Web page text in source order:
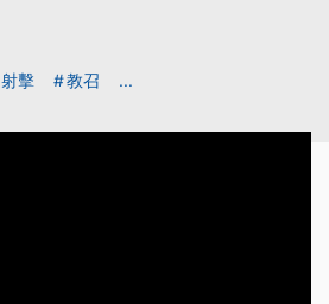
射擊 教召 ...